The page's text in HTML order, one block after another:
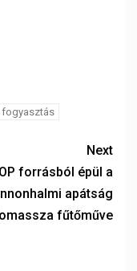
fogyasztás
Next
forrásból épül a
apátság
fűtőműve